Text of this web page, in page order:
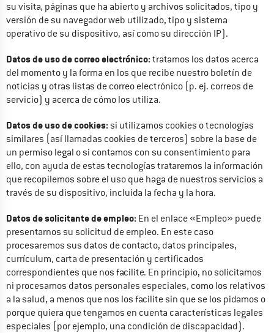
su visita, páginas que ha abierto y archivos solicitados, tipo y
versión de su navegador web utilizado, tipo y sistema
operativo de su dispositivo, así como su dirección IP).
Datos de uso de correo electrónico: tratamos los datos acerca
del momento y la forma en los que recibe nuestro boletín de
noticias y otras listas de correo electrónico (p. ej. correos de
servicio) y acerca de cómo los utiliza.
Datos de uso de cookies: si utilizamos cookies o tecnologías
similares (así llamadas cookies de terceros) sobre la base de
un permiso legal o si contamos con su consentimiento para
ello, con ayuda de estas tecnologías trataremos la información
que recopilemos sobre el uso que haga de nuestros servicios a
través de su dispositivo, incluida la fecha y la hora.
Datos de solicitante de empleo: En el enlace «Empleo» puede
presentarnos su solicitud de empleo. En este caso
procesaremos sus datos de contacto, datos principales,
currículum, carta de presentación y certificados
correspondientes que nos facilite. En principio, no solicitamos
ni procesamos datos personales especiales, como los relativos
a la salud, a menos que nos los facilite sin que se los pidamos o
porque quiera que tengamos en cuenta características legales
especiales (por ejemplo, una condición de discapacidad).